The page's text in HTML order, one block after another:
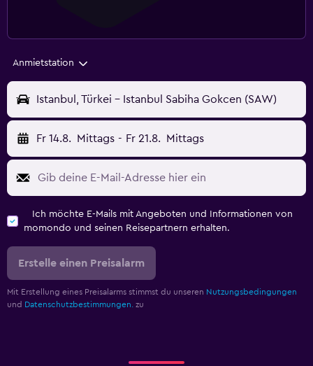
Anmietstation
Istanbul, Türkei - Istanbul Sabiha Gokcen (SAW)
Fr 14.8. Mittags - Fr 21.8. Mittags
Ich möchte E-Mails mit Angeboten und Informationen von
momondo und seinen Reisepartnern erhalten.
Erstelle einen Preisalarm
Mit Erstellung eines Preisalarms stimmst du unseren Nutzungsbedingungen
und Datenschutzbestimmungen. zu